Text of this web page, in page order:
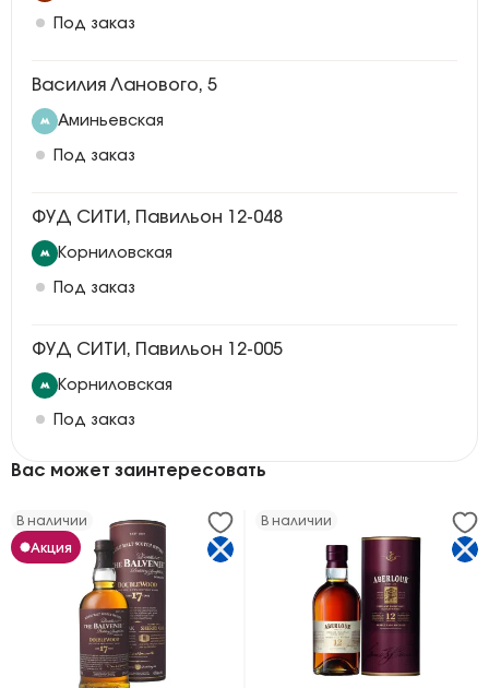
Под заказ
Василия Ланового, 5
Аминьевская
Под заказ
ФУД СИТИ, Павильон 12-048
Корниловская
Под заказ
ФУД СИТИ, Павильон 12-005
Корниловская
Под заказ
Вас может заинтересовать
В наличии
Акция
В наличии